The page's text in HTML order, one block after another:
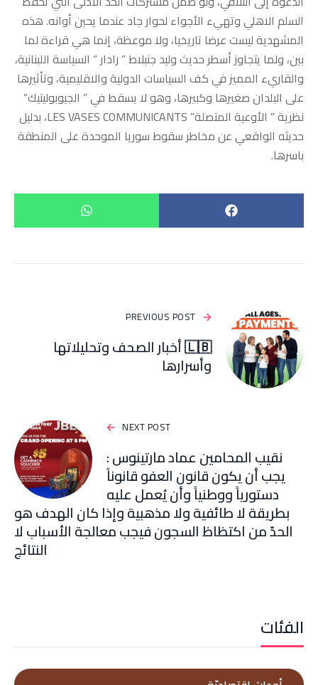
السلم الاهلي وتهيء الأجواء لحوار جاد عندما يحين أوانه. هذه
المشهدية ليست عرضا تاريخيا، ولا موعظة، إنما هي قراءة لما
بين، ولما يتجاوز أسطر حديث وليد جنبلاط ” رادار ” السياسة اللبنانية،
والقاريء المميز في كف السياسات الدولية والاقليمية، وتأثيرها
على البلدان صغيرها وكبيرها، وهو لا يسقط في ” الجيوبوليتيك”
نظرية ” الأوعية المتصلة” LES VASES COMMUNICANTS، بدليل
حديثه الواقعي عن مخاطر سقوط سوريا الموحدة على المنطقة
باسرها.
PREVIOUS POST
🇱🇧 أخبار الصحف وتحليلاتها
وأسرارها
NEXT POST
نقيب المحامين عماد مارتينوس :
يجب أن يكون قانون العفو قانوناً
دستورياً ووطنياً وأن يُعمل عليه
بطريقة لا طائفية ولا مذهبية وإذا كان الهدف هو
الحدّ من اكتظاظ السجون فيجب معالجة الأسباب لا
النتائج
الفئات